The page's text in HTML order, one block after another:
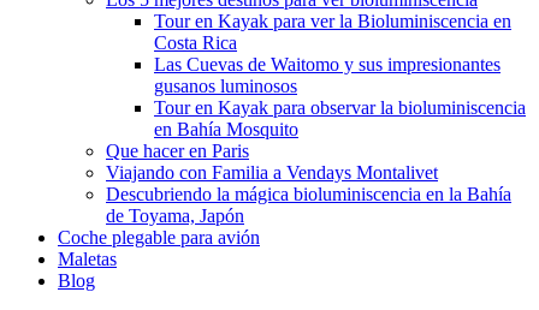
Tour en Kayak para ver la Bioluminiscencia en
Costa Rica
Las Cuevas de Waitomo y sus impresionantes
gusanos luminosos
Tour en Kayak para observar la bioluminiscencia
en Bahía Mosquito
Que hacer en Paris
Viajando con Familia a Vendays Montalivet
Descubriendo la mágica bioluminiscencia en la Bahía
de Toyama, Japón
Coche plegable para avión
Maletas
Blog